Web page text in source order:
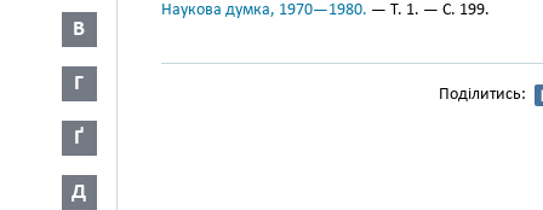
В
Г
Ґ
Д
Наукова думка, 1970—1980. — Т. 1. — С. 199.
Поділитись: